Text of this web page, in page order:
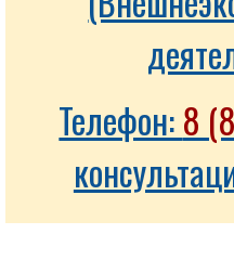
Телефон:8